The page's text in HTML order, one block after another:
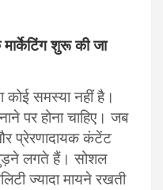
शुरू की जा
समस्या नहीं है।
पर होना चाहिए। जब
प्रेरणादायक कंटेंट
लगते हैं। सोशल
ज्यादा मायने रखती